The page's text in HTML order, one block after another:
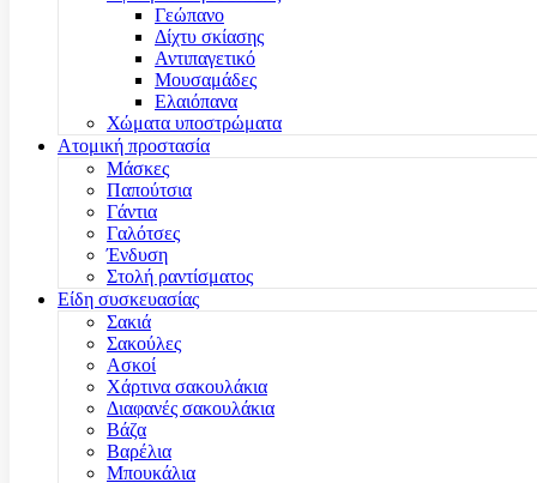
Γεώπανο
Δίχτυ σκίασης
Αντιπαγετικό
Μουσαμάδες
Ελαιόπανα
Χώματα υποστρώματα
Ατομική προστασία
Μάσκες
Παπούτσια
Γάντια
Γαλότσες
Ένδυση
Στολή ραντίσματος
Είδη συσκευασίας
Σακιά
Σακούλες
Ασκοί
Χάρτινα σακουλάκια
Διαφανές σακουλάκια
Βάζα
Βαρέλια
Μπουκάλια